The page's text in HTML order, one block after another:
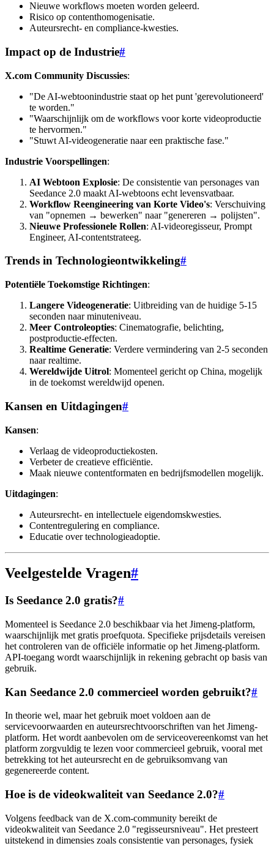
Nieuwe workflows moeten worden geleerd.
Risico op contenthomogenisatie.
Auteursrecht- en compliance-kwesties.
Impact op de Industrie#
X.com Community Discussies:
"De AI-webtoonindustrie staat op het punt 'gerevolutioneerd'
te worden."
"Waarschijnlijk om de workflows voor korte videoproductie
te hervormen."
"Stuwt AI-videogeneratie naar een praktische fase."
Industrie Voorspellingen:
AI Webtoon Explosie: De consistentie van personages van
Seedance 2.0 maakt AI-webtoons echt levensvatbaar.
Workflow Reengineering van Korte Video's: Verschuiving
van "opnemen → bewerken" naar "genereren → polijsten".
Nieuwe Professionele Rollen: AI-videoregisseur, Prompt
Engineer, AI-contentstrateeg.
Trends in Technologieontwikkeling#
Potentiële Toekomstige Richtingen:
Langere Videogeneratie: Uitbreiding van de huidige 5-15
seconden naar minuteniveau.
Meer Controleopties: Cinematografie, belichting,
postproductie-effecten.
Realtime Generatie: Verdere vermindering van 2-5 seconden
naar realtime.
Wereldwijde Uitrol: Momenteel gericht op China, mogelijk
in de toekomst wereldwijd openen.
Kansen en Uitdagingen#
Kansen:
Verlaag de videoproductiekosten.
Verbeter de creatieve efficiëntie.
Maak nieuwe contentformaten en bedrijfsmodellen mogelijk.
Uitdagingen:
Auteursrecht- en intellectuele eigendomskwesties.
Contentregulering en compliance.
Educatie over technologieadoptie.
Veelgestelde Vragen#
Is Seedance 2.0 gratis?#
Momenteel is Seedance 2.0 beschikbaar via het Jimeng-platform,
waarschijnlijk met gratis proefquota. Specifieke prijsdetails vereisen
het controleren van de officiële informatie op het Jimeng-platform.
API-toegang wordt waarschijnlijk in rekening gebracht op basis van
gebruik.
Kan Seedance 2.0 commercieel worden gebruikt?#
In theorie wel, maar het gebruik moet voldoen aan de
servicevoorwaarden en auteursrechtvoorschriften van het Jimeng-
platform. Het wordt aanbevolen om de serviceovereenkomst van het
platform zorgvuldig te lezen voor commercieel gebruik, vooral met
betrekking tot het auteursrecht en de gebruiksomvang van
gegenereerde content.
Hoe is de videokwaliteit van Seedance 2.0?#
Volgens feedback van de X.com-community bereikt de
videokwaliteit van Seedance 2.0 "regisseursniveau". Het presteert
uitstekend in dimensies zoals consistentie van personages, fysiek